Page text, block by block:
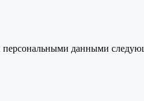
персональными данными